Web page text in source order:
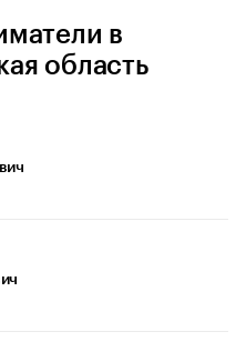
в
область